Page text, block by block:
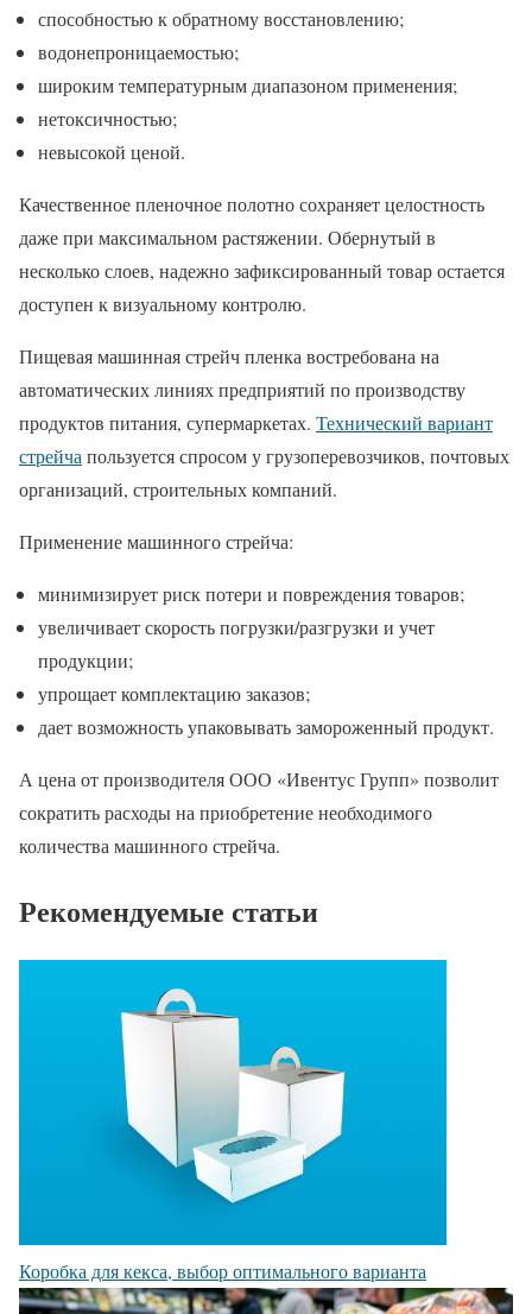
способностью к обратному восстановлению;
водонепроницаемостью;
широким температурным диапазоном применения;
нетоксичностью;
невысокой ценой.
Качественное пленочное полотно сохраняет целостность
даже при максимальном растяжении. Обернутый в
несколько слоев, надежно зафиксированный товар остается
доступен к визуальному контролю.
Пищевая машинная стрейч пленка востребована на
автоматических линиях предприятий по производству
продуктов питания, супермаркетах. Технический вариант
стрейчапользуется спросом у грузоперевозчиков, почтовых
организаций, строительных компаний.
Применение машинного стрейча:
минимизирует риск потери и повреждения товаров;
увеличивает скорость погрузки/разгрузки и учет
продукции;
упрощает комплектацию заказов;
дает возможность упаковывать замороженный продукт.
А цена от производителя ООО «Ивентус Групп» позволит
сократить расходы на приобретение необходимого
количества машинного стрейча.
Рекомендуемые статьи
Коробка для кекса, выбор оптимального варианта